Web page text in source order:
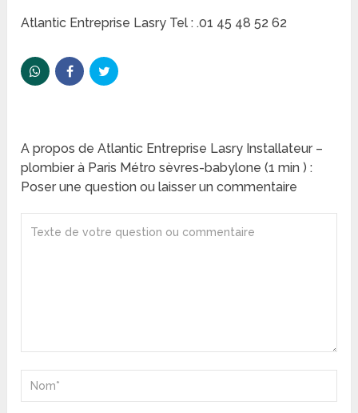
Atlantic Entreprise Lasry Tel : .01 45 48 52 62
A propos de Atlantic Entreprise Lasry Installateur –
plombier à Paris Métro sèvres-babylone (1 min ) :
Poser une question ou laisser un commentaire